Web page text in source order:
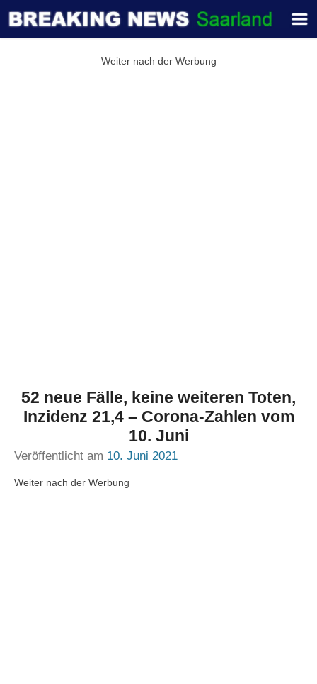
Weiter nach der Werbung
52 neue Fälle, keine weiteren Toten,
Inzidenz 21,4 – Corona-Zahlen vom
10. Juni
Veröffentlicht am 10. Juni 2021
Weiter nach der Werbung